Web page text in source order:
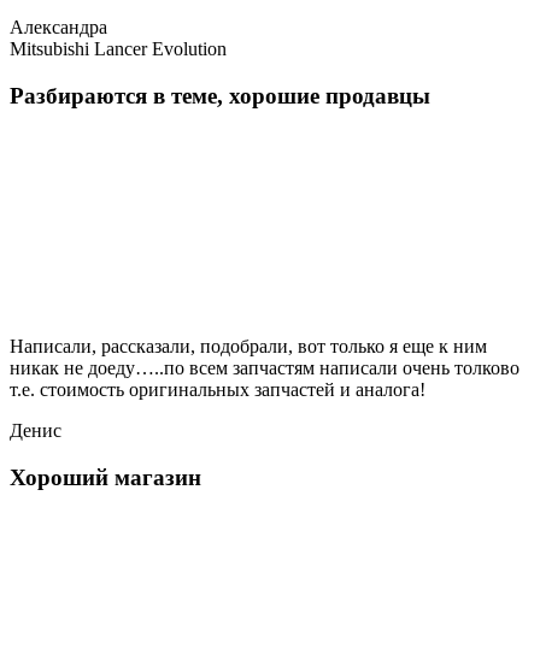
Александра
Mitsubishi Lancer Evolution
Разбираются в теме, хорошие продавцы
Написали, рассказали, подобрали, вот только я еще к ним
никак не доеду…..по всем запчастям написали очень толково
т.е. стоимость оригинальных запчастей и аналога!
Денис
Хороший магазин